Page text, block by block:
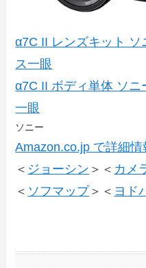
α7C II レンズキット ソ
ス一眼
α7C II ボディ単体 ソニ
一眼
ソニー
Amazon.co.jp で詳細情
＜ ジョーシン ＞＜ カメ
＜ ソフマップ＞＜ ヨド